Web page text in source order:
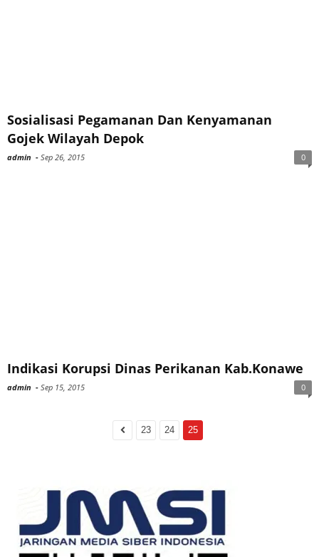
Sosialisasi Pegamanan Dan Kenyamanan
Gojek Wilayah Depok
admin - Sep 26, 2015 0
Indikasi Korupsi Dinas Perikanan Kab.Konawe
admin - Sep 15, 2015 0
23 24 25